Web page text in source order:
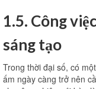
1.5. Công
sáng tạo
Trong thời đại số, có
ấm ngày càng trở nên